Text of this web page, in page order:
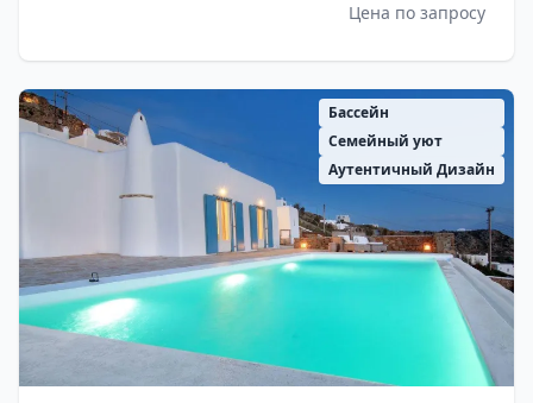
Цена по запросу
Бассейн
Семейный уют
Аутентичный Дизайн